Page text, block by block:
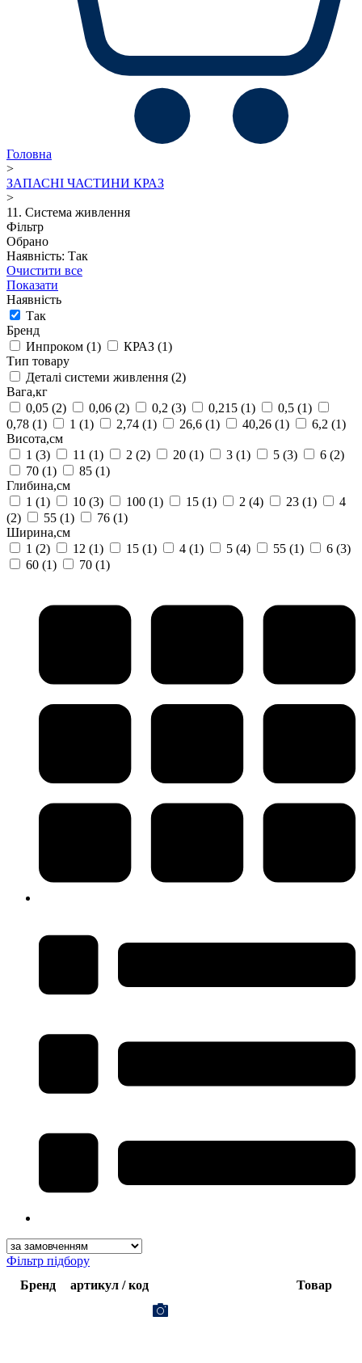
Головна
>
ЗАПАСНІ ЧАСТИНИ КРАЗ
>
11. Система живлення
Фільтр
Обрано
Наявність: Так
Очистити все
Показати
Наявність
Так
Бренд
Инпроком (1) КРАЗ (1)
Тип товару
Деталі системи живлення (2)
Вага,кг
0,05 (2) 0,06 (2) 0,2 (3) 0,215 (1) 0,5 (1)
0,78 (1) 1 (1) 2,74 (1) 26,6 (1) 40,26 (1) 6,2 (1)
Висота,см
1 (3) 11 (1) 2 (2) 20 (1) 3 (1) 5 (3) 6 (2)
70 (1) 85 (1)
Глибина,см
1 (1) 10 (3) 100 (1) 15 (1) 2 (4) 23 (1)
4
(2)
55 (1) 76 (1)
Ширина,см
1 (2) 12 (1) 15 (1) 4 (1) 5 (4) 55 (1) 6 (3)
60 (1) 70 (1)
Фільтр підбору
Бренд
артикул / код Товар